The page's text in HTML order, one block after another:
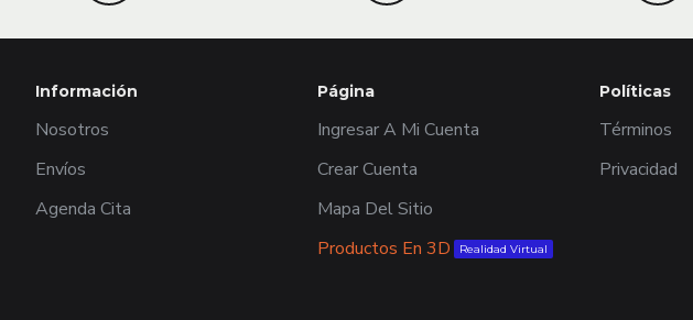
Información
Nosotros
Envíos
Agenda Cita
Página
Ingresar A Mi Cuenta
Crear Cuenta
Mapa Del Sitio
Productos En 3D
Realidad Virtual
Políticas
Términos
Privacidad